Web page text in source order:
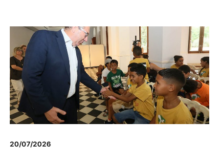
20/07/2026